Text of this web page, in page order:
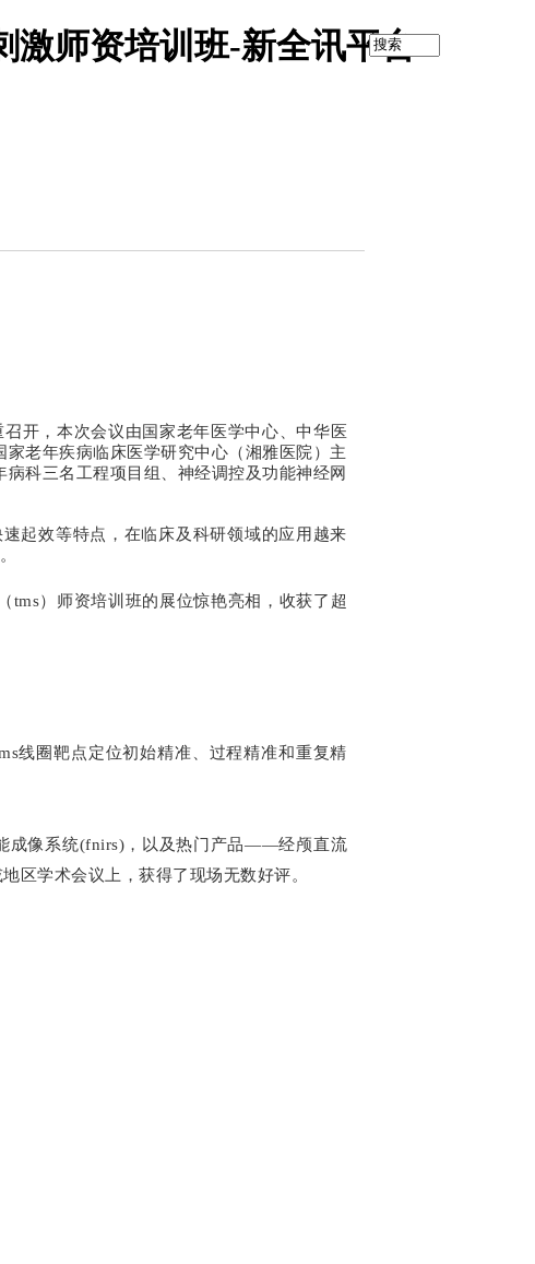
激师资培训班-新全讯平台
开，本次会议由国家老年医学中心、中华医
老年疾病临床医学研究中心（湘雅医院）主
科三名工程项目组、神经调控及功能神经网
起效等特点，在临床及科研领域的应用越来
tms）师资培训班的展位惊艳亮相，收获了超
线圈靶点定位初始精准、过程精准和重复精
成像系统(fnirs)，以及热门产品——经颅直流
区学术会议上，获得了现场无数好评。